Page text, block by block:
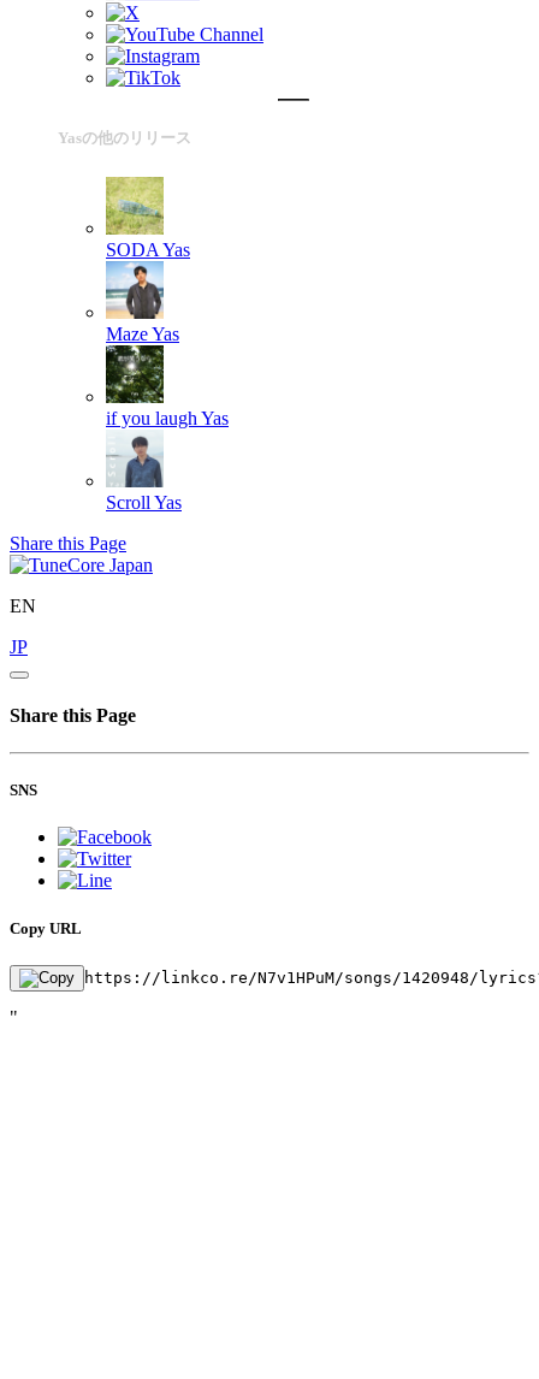
Yasの他のリリース
SODA Yas
MazeYas
if you laugh Yas
Scroll Yas
Share this Page
EN
JP
Share this Page
SNS
Copy URL
https://linkco.re/N7v1HPuM/songs/1420948/
"